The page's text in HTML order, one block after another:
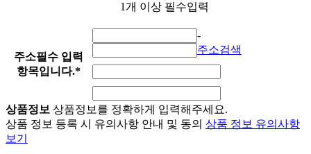
1개 이상 필수입력
주소필수 입력
항목입니다.*
-
주소검색
상품정보 상품정보를 정확하게 입력해주세요.
상품 정보 등록 시 유의사항 안내 및 동의 상품 정보 유의사항
보기